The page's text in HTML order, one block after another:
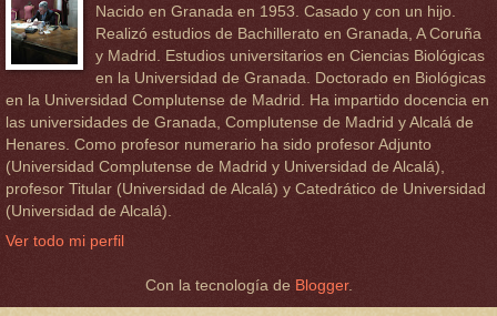
Nacido en Granada en 1953. Casado y con un hijo.
Realizó estudios de Bachillerato en Granada, A Coruña
y Madrid. Estudios universitarios en Ciencias Biológicas
en la Universidad de Granada. Doctorado en Biológicas
en la Universidad Complutense de Madrid. Ha impartido docencia en
las universidades de Granada, Complutense de Madrid y Alcalá de
Henares. Como profesor numerario ha sido profesor Adjunto
(Universidad Complutense de Madrid y Universidad de Alcalá),
profesor Titular (Universidad de Alcalá) y Catedrático de Universidad
(Universidad de Alcalá).
Ver todo mi perfil
Con la tecnología de Blogger.